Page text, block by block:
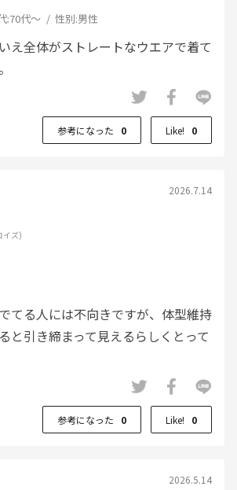
:70代～ 性別:男性
え全体がストレートなウエアで着て
参考になった 0 Like! 0
2026.7.14
イズ)
てる人には不向きですが、体型維持
と引き締まって見えるらしくとって
参考になった 0 Like! 0
2026.5.14